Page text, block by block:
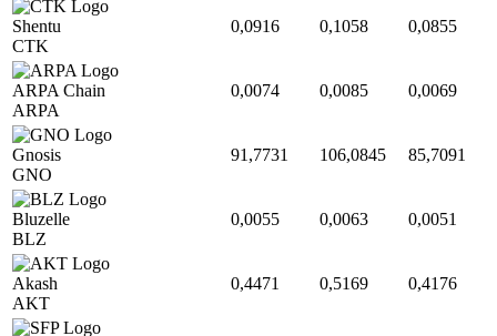
Shentu
CTK
0,0916 0,1058 0,0855
ARPA Chain
ARPA
0,0074 0,0085 0,0069
Gnosis
GNO
91,7731 106,0845 85,7091
Bluzelle
BLZ
0,0055 0,0063 0,0051
Akash
AKT
0,4471 0,5169 0,4176